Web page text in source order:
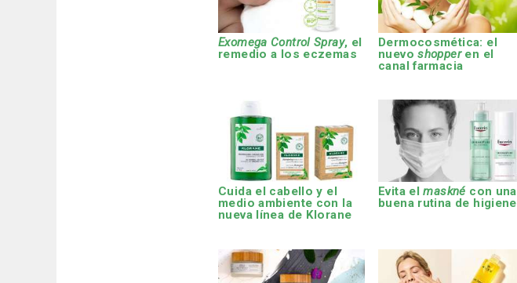
Exomega Control Spray, el
remedio a los eczemas
Dermocosmética: el
nuevoshopperen el
canal farmacia
Cuida el cabello y el
medio ambiente con la
nueva línea de Klorane
Evita elmasknécon una
buena rutina de higiene